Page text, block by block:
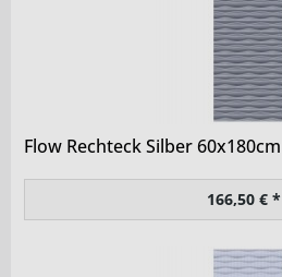
Flow Rechteck Silber 60x180cm
166,50 € *